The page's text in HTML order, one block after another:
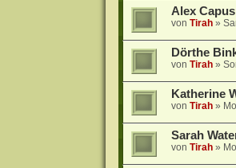
Alex
von Tirah»
Dörthe
von Tirah»
Katherine
von Tirah»
Sarah
von Tirah»